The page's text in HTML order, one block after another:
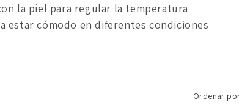
la piel para regular la temperatura
estar cómodo en diferentes condiciones
Ordenar